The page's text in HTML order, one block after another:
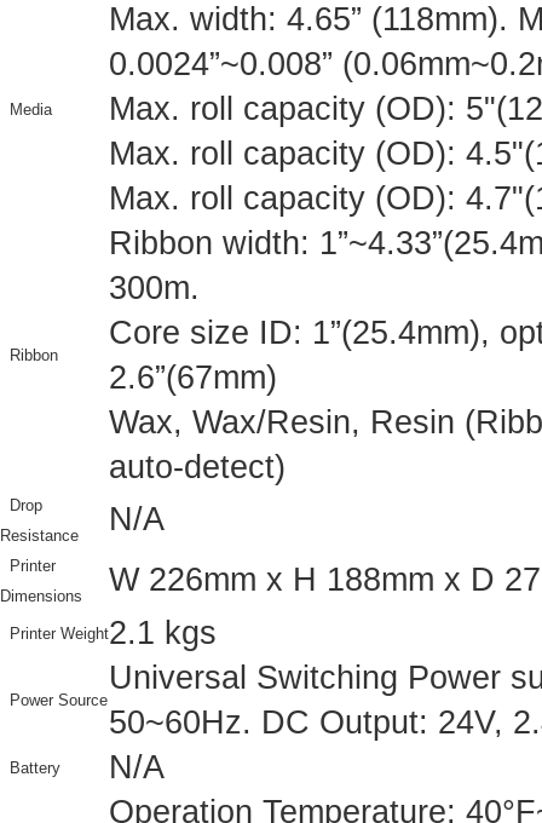
Media
Max. width: 4.65” (118mm).
0.0024”~0.008”
Max. roll capacity (OD):
Max. roll capacity (OD):
Max. roll capacity (OD):
Ribbon
Ribbon width:
300m.
Core size ID: 1”(25.4mm),
2.6”(67mm)
Wax, Wax/Resin, Resin
auto-detect)
Drop
Resistance
N/A
Printer
Dimensions
W 226mm x H 188mm x D
Printer Weight2.1 kgs
Power Source
Universal Switching Power
50~60Hz. DC Output: 24V,
Battery N/A
Operation Temperature: